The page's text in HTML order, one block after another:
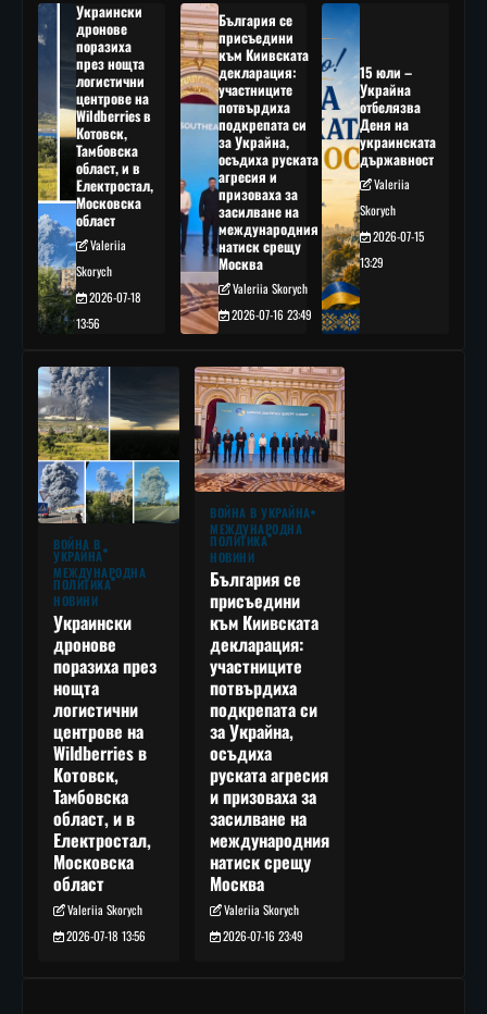
Украински
дронове
поразиха
през нощта
логистични
центрове на
Wildberries в
Котовск,
Тамбовска
област, и в
Електростал,
Московска
област
Valeriia
Skorych
2026-07-18
13:56
България се
присъедини
към Киивската
декларация:
участниците
потвърдиха
подкрепата си
за Украйна,
осъдиха руската
агресия и
призоваха за
засилване на
международния
натиск срещу
Москва
Valeriia Skorych
2026-07-16 23:49
15 юли –
Украйна
отбелязва
Деня на
украинската
държавност
Valeriia
Skorych
2026-07-15
13:29
ВОЙНА В
УКРАЙНА
МЕЖДУНАРОДНА
ПОЛИТИКА
НОВИНИ
Украински
дронове
поразиха през
нощта
логистични
центрове на
Wildberries в
Котовск,
Тамбовска
област, и в
Електростал,
Московска
област
Valeriia Skorych
2026-07-18 13:56
ВОЙНА В УКРАЙНА
МЕЖДУНАРОДНА
ПОЛИТИКА
НОВИНИ
България се
присъедини
към Киивската
декларация:
участниците
потвърдиха
подкрепата си
за Украйна,
осъдиха
руската агресия
и призоваха за
засилване на
международния
натиск срещу
Москва
Valeriia Skorych
2026-07-16 23:49